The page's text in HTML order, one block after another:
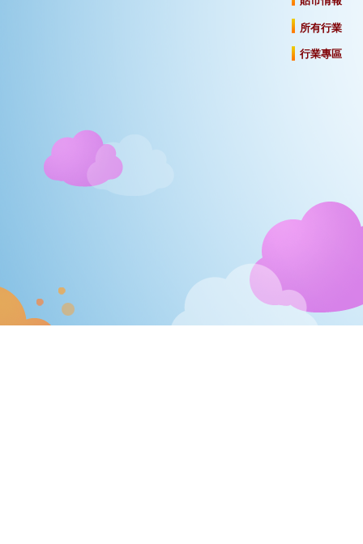
所有行業
行業專區